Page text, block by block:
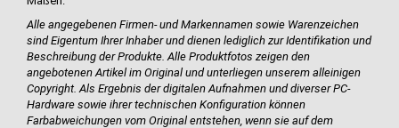
Alle angegebenen Firmen- und Markennamen sowie Warenzeichen
sind Eigentum Ihrer Inhaber und dienen lediglich zur Identifikation und
Beschreibung der Produkte.Alle Produktfotos zeigen den
angebotenen Artikel im Original und unterliegen unserem alleinigen
Copyright. Als Ergebnis der digitalen Aufnahmen und diverser PC-
Hardware sowie ihrer technischen Konfiguration können
Farbabweichungen vom Original entstehen, wenn sie auf dem